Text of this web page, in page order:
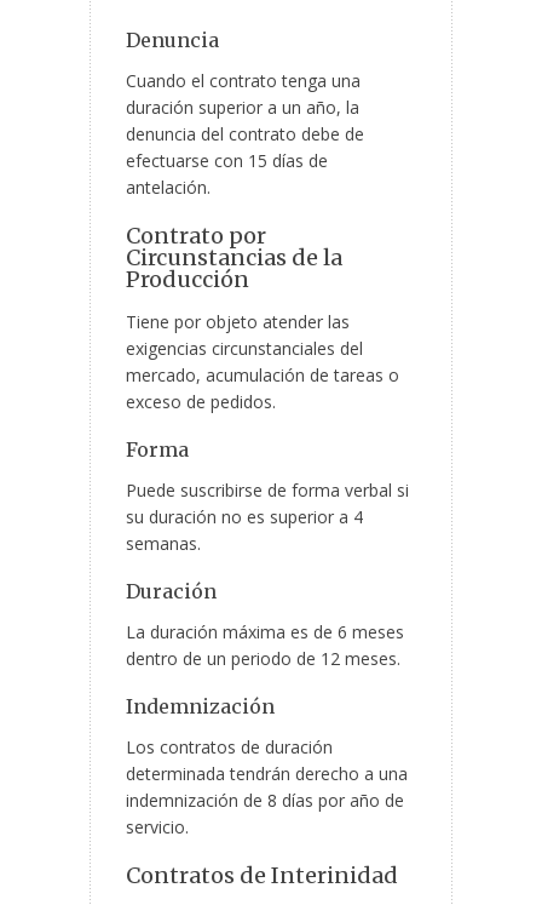
Denuncia
Cuando el contrato tenga una
duración superior a un año, la
denuncia del contrato debe de
efectuarse con 15 días de
antelación.
Contrato por
Circunstancias de la
Producción
Tiene por objeto atender las
exigencias circunstanciales del
mercado, acumulación de tareas o
exceso de pedidos.
Forma
Puede suscribirse de forma verbal si
su duración no es superior a 4
semanas.
Duración
La duración máxima es de 6 meses
dentro de un periodo de 12 meses.
Indemnización
Los contratos de duración
determinada tendrán derecho a una
indemnización de 8 días por año de
servicio.
Contratos de Interinidad